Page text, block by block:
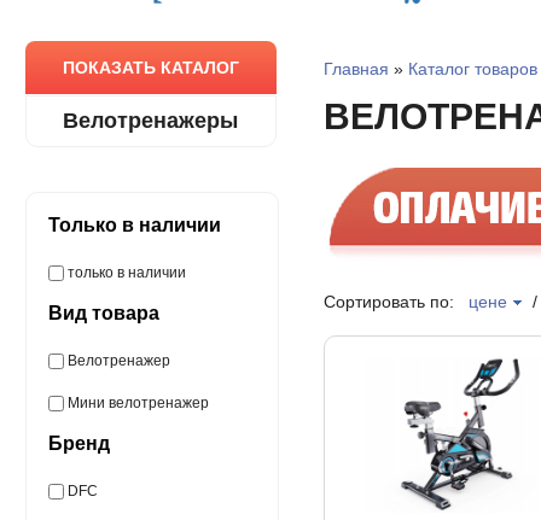
ПОКАЗАТЬ КАТАЛОГ
Велотренажеры
Только в наличии
только в наличии
Вид товара
Велотренажер
Мини велотренажер
Бренд
DFC
Главная » Каталог товаров
Сортировать по: цене